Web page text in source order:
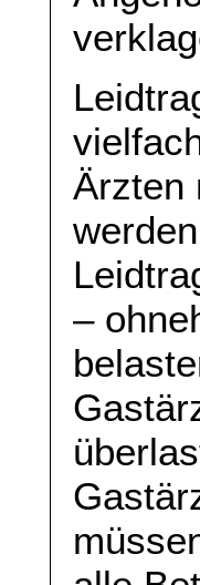
Ärzten
–